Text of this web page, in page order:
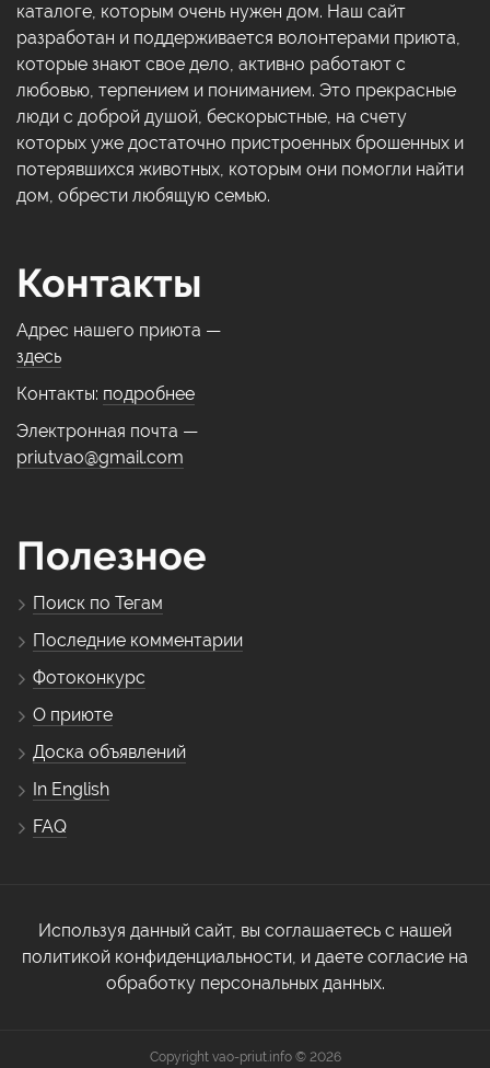
каталоге, которым очень нужен дом. Наш сайт
разработан и поддерживается волонтерами приюта,
которые знают свое дело, активно работают с
любовью, терпением и пониманием. Это прекрасные
люди с доброй душой, бескорыстные, на счету
которых уже достаточно пристроенных брошенных и
потерявшихся животных, которым они помогли найти
дом, обрести любящую семью.
Контакты
Адрес нашего приюта —
здесь
Контакты: подробнее
Электронная почта —
priutvao@gmail.com
Полезное
Поиск по Тегам
Последние комментарии
Фотоконкурс
О приюте
Доска объявлений
In English
FAQ
Используя данный сайт, вы соглашаетесь с нашей
политикой конфиденциальности, и даете согласие на
обработку персональных данных.
Copyright vao-priut.info © 2026